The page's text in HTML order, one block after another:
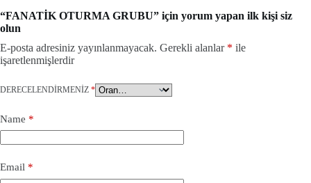
“FANATİK OTURMA GRUBU” için yorum yapan ilk kişi siz
olun
E-posta adresiniz yayınlanmayacak. Gerekli alanlar * ile
işaretlenmişlerdir
DERECELENDIRMENIZ *
Name *
Email *